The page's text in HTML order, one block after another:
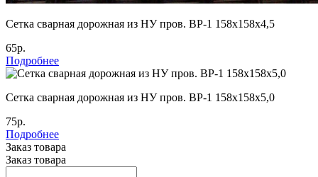
Cетка сварная дорожная из НУ пров. ВР-1 158х158х4,5
65р.
Подробнее
Cетка сварная дорожная из НУ пров. ВР-1 158х158х5,0
75р.
Подробнее
Заказ товара
Заказ товара